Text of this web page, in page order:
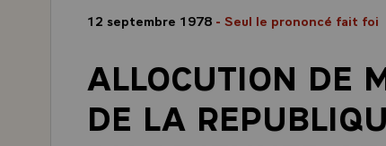
12 septembre 1978 - Seul le prononcé fait foi
ALLOCUTION DE
DE LA